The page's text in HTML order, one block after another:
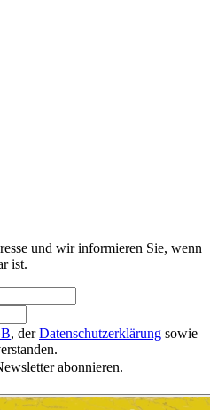
und wir informieren Sie, wenn
ist.
, derDatenschutzerklärung sowie
abonnieren.